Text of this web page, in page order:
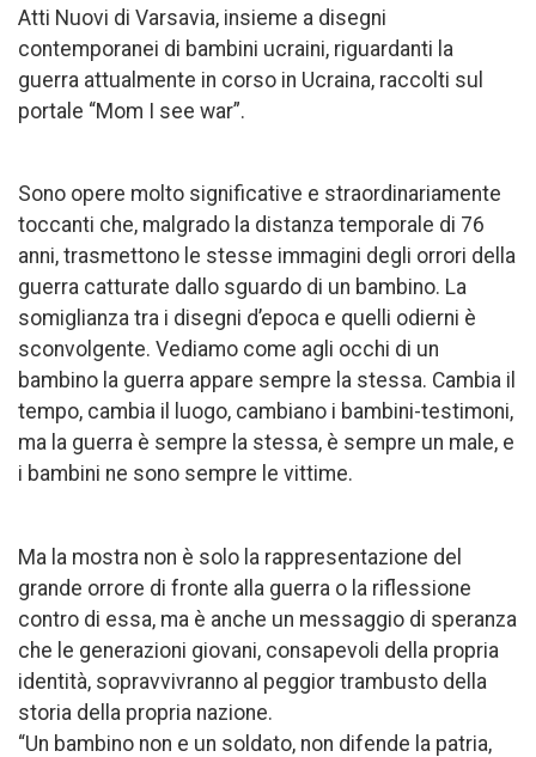
Atti Nuovi di Varsavia, insieme a disegni
contemporanei di bambini ucraini, riguardanti la
guerra attualmente in corso in Ucraina, raccolti sul
portale “Mom I see war”.
Sono opere molto significative e straordinariamente
toccanti che, malgrado la distanza temporale di 76
anni, trasmettono le stesse immagini degli orrori della
guerra catturate dallo sguardo di un bambino. La
somiglianza tra i disegni d’epoca e quelli odierni è
sconvolgente. Vediamo come agli occhi di un
bambino la guerra appare sempre la stessa. Cambia il
tempo, cambia il luogo, cambiano i bambini-testimoni,
ma la guerra è sempre la stessa, è sempre un male, e
i bambini ne sono sempre le vittime.
Ma la mostra non è solo la rappresentazione del
grande orrore di fronte alla guerra o la riflessione
contro di essa, ma è anche un messaggio di speranza
che le generazioni giovani, consapevoli della propria
identità, sopravvivranno al peggior trambusto della
storia della propria nazione.
“Un bambino non e un soldato, non difende la patria,